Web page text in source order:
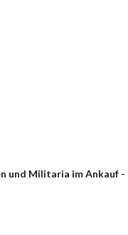
und Militaria im Ankauf